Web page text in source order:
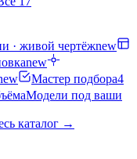
· живой чертёжnew
new
Мастер подбора4
Модели под ваши
каталог →